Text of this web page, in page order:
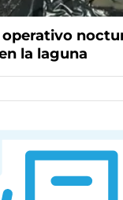
operativo
la laguna